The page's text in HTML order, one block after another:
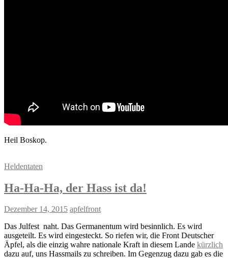
Heil Boskop.
Heldentaten
Ha-Ha-Ha, der Hass ist da!
Dezember 14, 2015 apfelfront
Das Julfest naht. Das Germanentum wird besinnlich. Es wird
ausgeteilt. Es wird eingesteckt. So riefen wir, die Front Deutscher
Äpfel, als die einzig wahre nationale Kraft in diesem Lande kürzlich
dazu auf, uns Hassmails zu schreiben. Im Gegenzug dazu gab es die